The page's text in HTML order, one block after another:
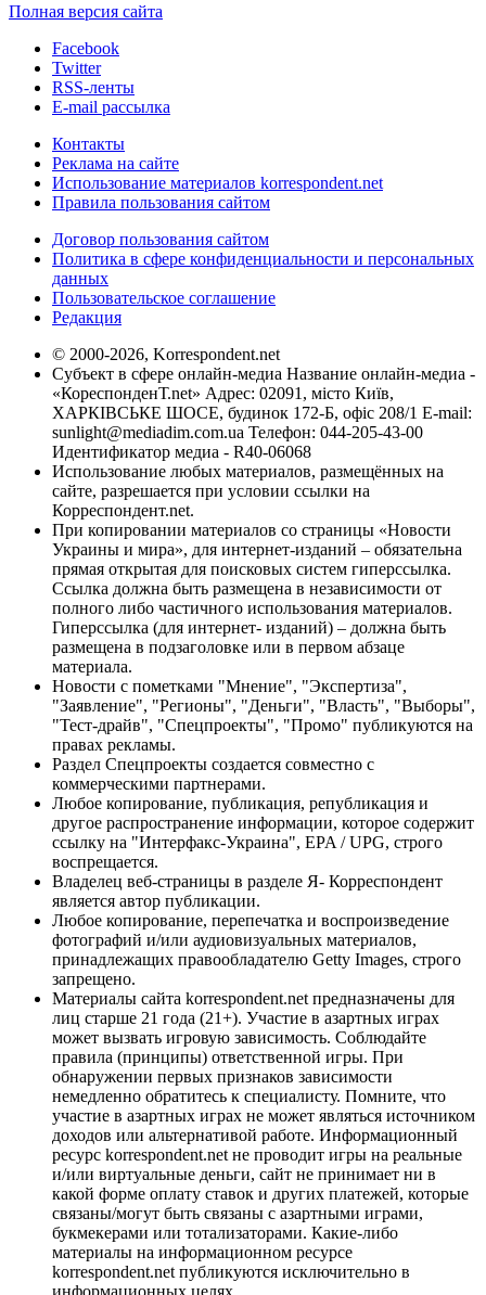
Полная версия сайта
Facebook
Twitter
RSS-ленты
E-mail рассылка
Контакты
Реклама на сайте
Использование материалов korrespondent.net
Правила пользования сайтом
Договор пользования сайтом
Политика в сфере конфиденциальности и персональных
данных
Пользовательское соглашение
Редакция
© 2000-2026, Korrespondent.net
Субъект в сфере онлайн-медиа Название онлайн-медиа -
«КореспонденТ.net» Адрес: 02091, місто Київ,
ХАРКІВСЬКЕ ШОСЕ, будинок 172-Б, офіс 208/1 E-mail:
sunlight@mediadim.com.ua Телефон: 044-205-43-00
Идентификатор медиа - R40-06068
Использование любых материалов, размещённых на
сайте, разрешается при условии ссылки на
Корреспондент.net.
При копировании материалов со страницы «Новости
Украины и мира», для интернет-изданий – обязательна
прямая открытая для поисковых систем гиперссылка.
Ссылка должна быть размещена в независимости от
полного либо частичного использования материалов.
Гиперссылка (для интернет- изданий) – должна быть
размещена в подзаголовке или в первом абзаце
материала.
Новости с пометками "Мнение", "Экспертиза",
"Заявление", "Регионы", "Деньги", "Власть", "Выборы",
"Тест-драйв", "Спецпроекты", "Промо" публикуются на
правах рекламы.
Раздел Спецпроекты создается совместно с
коммерческими партнерами.
Любое копирование, публикация, републикация и
другое распространение информации, которое содержит
ссылку на "Интерфакс-Украина", EPA / UPG, строго
воспрещается.
Владелец веб-страницы в разделе Я- Корреспондент
является автор публикации.
Любое копирование, перепечатка и воспроизведение
фотографий и/или аудиовизуальных материалов,
принадлежащих правообладателю Getty Images, строго
запрещено.
Материалы сайта korrespondent.net предназначены для
лиц старше 21 года (21+). Участие в азартных играх
может вызвать игровую зависимость. Соблюдайте
правила (принципы) ответственной игры. При
обнаружении первых признаков зависимости
немедленно обратитесь к специалисту. Помните, что
участие в азартных играх не может являться источником
доходов или альтернативой работе. Информационный
ресурс korrespondent.net не проводит игры на реальные
и/или виртуальные деньги, сайт не принимает ни в
какой форме оплату ставок и других платежей, которые
связаны/могут быть связаны с азартными играми,
букмекерами или тотализаторами. Какие-либо
материалы на информационном ресурсе
korrespondent.net публикуются исключительно в
информационных целях.